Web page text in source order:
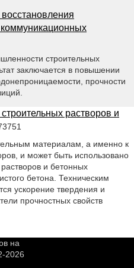
строительных
заключается в повышении
прочности
растворов и
материалам, а именно к
и может быть использовано
и бетонных
бетона. Техническим
ускорение твердения и
прочностных свойств
на
2026